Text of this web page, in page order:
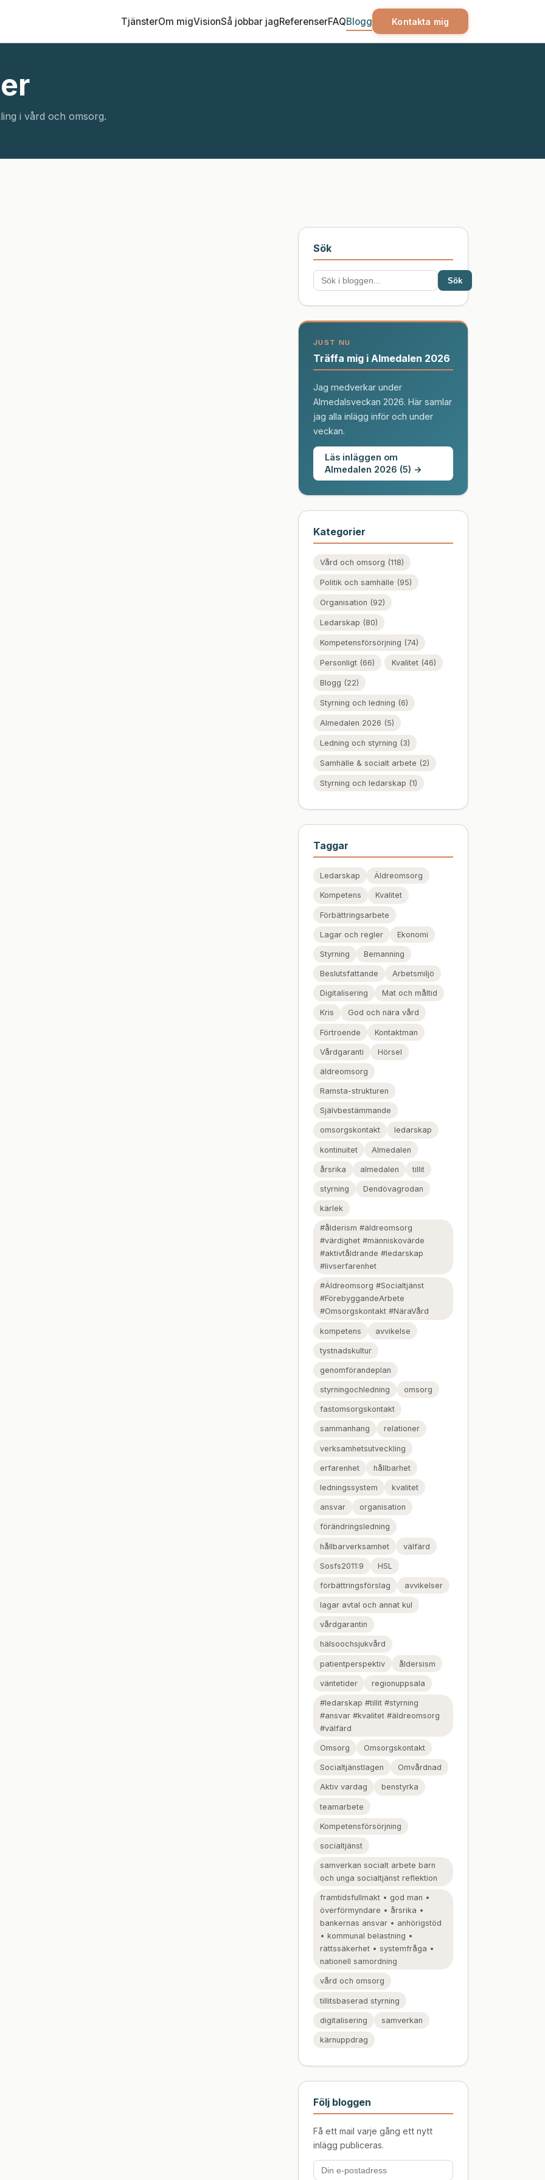
TjänsterOm migVisionSå jobbar jagReferenserFAQBlogg Kontakta mig
i vård och omsorg.
Sök
Sök
JUST NU
Träffa mig i Almedalen 2026
Jag medverkar under
Almedalsveckan 2026. Här samlar
jag alla inlägg inför och under
veckan.
Läs inläggen om
Almedalen 2026 (5) →
Kategorier
Vård och omsorg (118)
Politik och samhälle (95)
Organisation (92)
Ledarskap (80)
Kompetensförsörjning (74)
Personligt (66) Kvalitet (46)
Blogg (22)
Styrning och ledning (6)
Almedalen 2026 (5)
Ledning och styrning (3)
Samhälle & socialt arbete (2)
Styrning och ledarskap (1)
Taggar
Ledarskap Äldreomsorg
Kompetens Kvalitet
Förbättringsarbete
Lagar och regler Ekonomi
Styrning Bemanning
Beslutsfattande Arbetsmiljö
Digitalisering Mat och måltid
Kris God och nära vård
Förtroende Kontaktman
Vårdgaranti Hörsel
äldreomsorg
Ramsta-strukturen
Självbestämmande
omsorgskontakt ledarskap
kontinuitet Almedalen
årsrika almedalen tillit
styrning Dendövagrodan
kärlek
#ålderism #äldreomsorg
#värdighet #människovärde
#aktivtåldrande #ledarskap
#livserfarenhet
#Äldreomsorg #Socialtjänst
#FörebyggandeArbete
#Omsorgskontakt #NäraVård
kompetens avvikelse
tystnadskultur
genomförandeplan
styrningochledning omsorg
fastomsorgskontakt
sammanhang relationer
verksamhetsutveckling
erfarenhet hållbarhet
ledningssystem kvalitet
ansvar organisation
förändringsledning
hållbarverksamhet välfärd
Sosfs2011:9 HSL
förbättringsförslag avvikelser
lagar avtal och annat kul
vårdgarantin
hälsoochsjukvård
patientperspektiv åldersism
väntetider regionuppsala
#ledarskap #tillit #styrning
#ansvar #kvalitet #äldreomsorg
#välfärd
Omsorg Omsorgskontakt
Socialtjänstlagen Omvårdnad
Aktiv vardag benstyrka
teamarbete
Kompetensförsörjning
socialtjänst
samverkan socialt arbete barn
och unga socialtjänst reflektion
framtidsfullmakt • god man •
överförmyndare • årsrika •
bankernas ansvar • anhörigstöd
• kommunal belastning •
rättssäkerhet • systemfråga •
nationell samordning
vård och omsorg
tillitsbaserad styrning
digitalisering samverkan
kärnuppdrag
Följ bloggen
Få ett mail varje gång ett nytt
inlägg publiceras.